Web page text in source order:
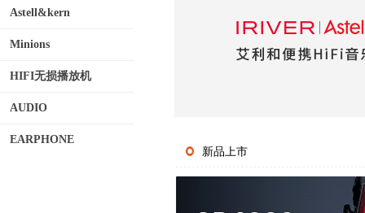
新品上市
Astell&kern
Minions
HIFI无损播放机
AUDIO
EARPHONE